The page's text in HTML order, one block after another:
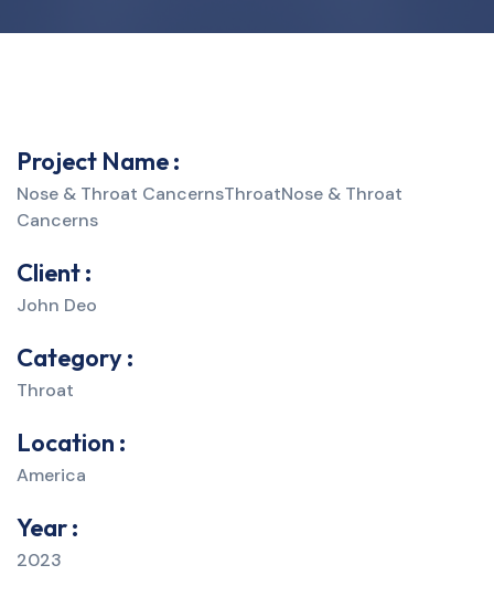
Project Name :
Nose & Throat CancernsThroatNose & Throat
Cancerns
Client :
John Deo
Category :
Throat
Location :
America
Year :
2023